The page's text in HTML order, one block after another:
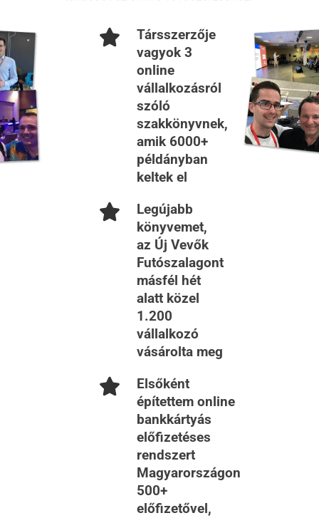
Társszerzője
vagyok 3
online
vállalkozásról
szóló
szakkönyvnek,
amik 6000+
példányban
keltek el
Legújabb
könyvemet,
az Új Vevők
Futószalagont
másfél hét
alatt közel
1.200
vállalkozó
vásárolta meg
Elsőként
építettem online
bankkártyás
előfizetéses
rendszert
Magyarországon
500+
előfizetővel,